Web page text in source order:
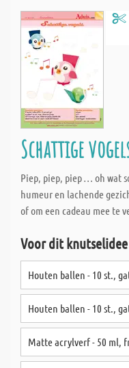
Schattige
Piep, piep, piep … oh wat
humeur en lachende
of om een cadeau mee te
Voor dit
Houten ballen - 10 st.,
Houten ballen - 10 st.,
Matte acrylverf - 50 ml,